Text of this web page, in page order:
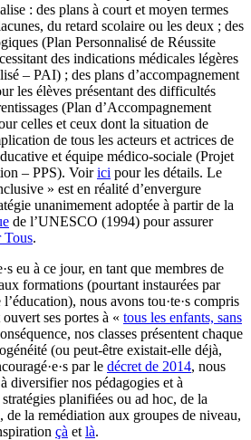
: des plans à court et moyen termes
du retard scolaire ou les deux ; des
(Plan Personnalisé de Réussite
des indications médicales légères
– PAI) ; des plans d’accompagnement
les élèves présentant des difficultés
(Plan d’Accompagnement
celles et ceux dont la situation de
de tous les acteurs et actrices de
et équipe médico-sociale (Projet
– PPS). Voirici pour les détails. Le
» est en réalité d’envergure
unanimement adoptée à partir de la
de l’UNESCO (1994) pour assurer
Tous.
eu à ce jour, en tant que membres de
formations (pourtant instaurées par
nous avons tou·te·s compris
ses portes à « tous les enfants, sans
nos classes présentent chaque
(ou peut-être existait-elle déjà,
par le décret de 2014, nous
diversifier nos pédagogies et à
planifiées ou ad hoc, de la
la remédiation aux groupes de niveau,
çà et là.